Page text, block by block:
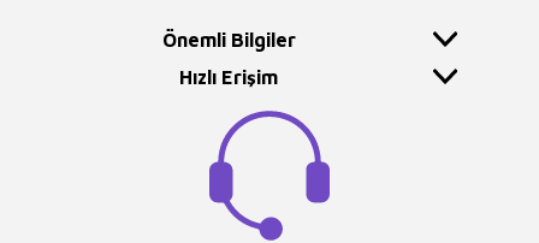
Önemli Bilgiler
Hızlı Erişim